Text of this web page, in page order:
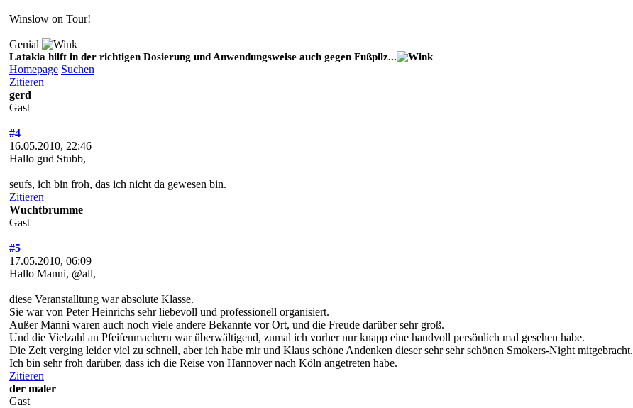
Winslow on Tour!
Genial
Latakia hilft in der richtigen Dosierung und Anwendungsweise auch gegen Fußpilz...
Homepage Suchen
Zitieren
gerd
Gast
#4
16.05.2010, 22:46
Hallo gud Stubb,
seufs, ich bin froh, das ich nicht da gewesen bin.
Zitieren
Wuchtbrumme
Gast
#5
17.05.2010, 06:09
Hallo Manni, @all,
diese Veranstalltung war absolute Klasse.
Sie war von Peter Heinrichs sehr liebevoll und professionell organisiert.
Außer Manni waren auch noch viele andere Bekannte vor Ort, und die Freude darüber sehr groß.
Und die Vielzahl an Pfeifenmachern war überwältigend, zumal ich vorher nur knapp eine handvoll persönlich mal gesehen habe.
Die Zeit verging leider viel zu schnell, aber ich habe mir und Klaus schöne Andenken dieser sehr sehr schönen Smokers-Night mitgebracht.
Ich bin sehr froh darüber, dass ich die Reise von Hannover nach Köln angetreten habe.
Zitieren
der maler
Gast